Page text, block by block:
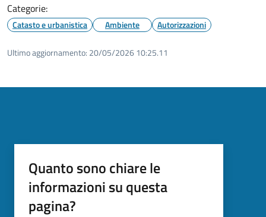
Categorie:
Catasto e urbanistica Ambiente Autorizzazioni
Ultimo aggiornamento: 20/05/2026 10:25.11
Quanto sono chiare le
informazioni su questa
pagina?